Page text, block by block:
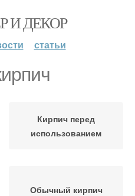
И ДЕКОР
статьи
Кирпич перед
использованием
Обычный кирпич